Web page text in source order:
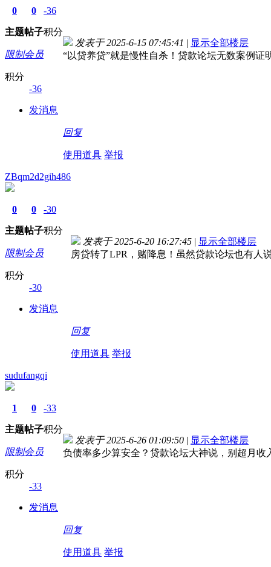
0
主题
0
帖子
-36
积分
限制会员
积分
-36
发消息
发表于 2025-6-15 07:45:41 | 显示全部楼层
“以贷养贷”就是慢性自杀！贷款论坛无数案例证
回复
使用道具 举报
ZBqm2d2gih486
0
主题
0
帖子
-30
积分
限制会员
积分
-30
发消息
发表于 2025-6-20 16:27:45 | 显示全部楼层
房贷转了LPR，赌降息！虽然贷款论坛也有人
回复
使用道具 举报
sudufangqi
1
主题
0
帖子
-33
积分
限制会员
积分
-33
发消息
发表于 2025-6-26 01:09:50 | 显示全部楼层
负债率多少算安全？贷款论坛大神说，别超月收
回复
使用道具 举报